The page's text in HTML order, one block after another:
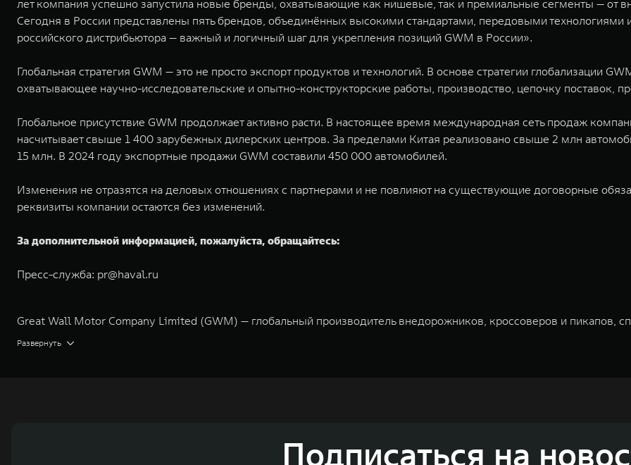
лет компания успешно запустила новые бренды, охватывающие как нишевые, так и премиальные сегменты — от
Сегодня в России представлены пять брендов, объединённых высокими стандартами, передовыми
российского дистрибьютора — важный и логичный шаг для укрепления позиций GWM в России».
Глобальная стратегия GWM — это не просто экспорт продуктов и технологий. В основе стратегии глобализации
охватывающее научно-исследовательские и опытно-конструкторские работы, производство, цепочку поставок,
Глобальное присутствие GWM продолжает активно расти. В настоящее время международная сеть продаж
насчитывает свыше 1 400 зарубежных дилерских центров. За пределами Китая реализовано свыше 2 млн
15 млн. В 2024 году экспортные продажи GWM составили 450 000 автомобилей.
Изменения не отразятся на деловых отношениях с партнерами и не повлияют на существующие договорные
реквизиты компании остаются без изменений.
За дополнительной информацией, пожалуйста, обращайтесь:
Пресс-служба: pr@haval.ru
Great Wall Motor Company Limited (GWM) — глобальный производитель внедорожников, кроссоверов и пикапов,
экологичном производстве. Компания была зарегистрирована на Гонконгской и Шанхайской фондовых биржах в
электромобилей ORA, премиальных кроссоверов WEY, а также новый технологичный бренд SALOON – в
Развернуть
Подписаться на